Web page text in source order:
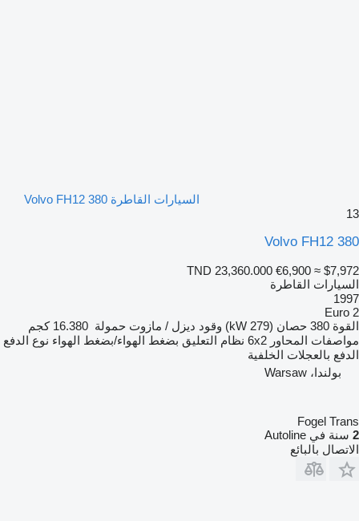
السيارات القاطرة Volvo FH12 380
13
Volvo FH12 380
TND 23,360.000 €6,900 ≈ $7,972
السيارات القاطرة
1997
Euro 2
القوة 380 حصان (279 kW) وقود ديزل / مازوت حمولة 16.380 كجم
مواصفات المحاور 6x2 نظام التعليق بضغط الهواء/بضغط الهواء نوع الدفع
الدفع بالعجلات الخلفية
بولندا، Warsaw
Fogel Trans
2 سنة في Autoline
الاتصال بالبائع